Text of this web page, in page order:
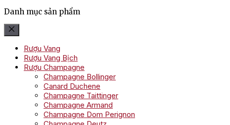
Danh mục sản phẩm
Rượu Vang
Rượu Vang Bịch
Rượu Champagne
Champagne Bollinger
Canard Duchene
Champagne Taittinger
Champagne Armand
Champagne Dom Perignon